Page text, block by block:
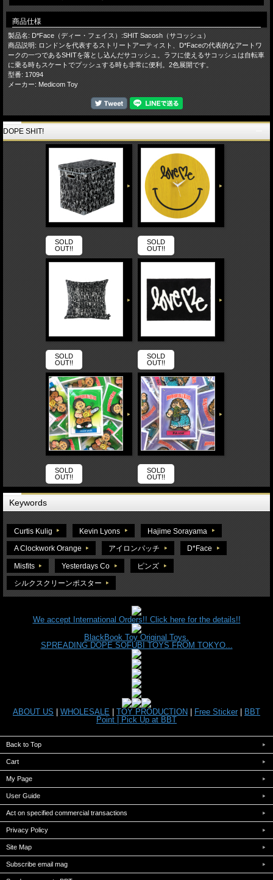
商品仕様
製品名: D*Face（ディー・フェイス）:SHIT Sacosh（サコッシュ）
商品説明: ロンドンを代表するストリートアーティスト、D*Faceの代表的なアートワ
ークの一つであるSHITを落とし込んだサコッシュ。ラフに使えるサコッシュは自転車
に乗る時もスケートでプッシュする時も非常に便利。2色展開です。
型番: 17094
メーカー: Medicom Toy
DOPE SHIT!
SOLD
OUT!!
SOLD
OUT!!
SOLD
OUT!!
SOLD
OUT!!
SOLD
OUT!!
SOLD
OUT!!
Keywords
Curtis Kulig Kevin Lyons Hajime Sorayama
A Clockwork Orange アイロンパッチ D*Face
Misfits Yesterdays Co ピンズ
シルクスクリーンポスター
We accept International Orders!! Click here for the details!!
BlackBook Toy Original Toys.
SPREADING DOPE SOFUBI TOYS FROM TOKYO...
ABOUT US WHOLESALE TOY PRODUCTION Free Sticker
BBT
Point |
Pick Up at BBT
Back to Top
Cart
My Page
User Guide
Act on specified commercial transactions
Privacy Policy
Site Map
Subscribe email mag